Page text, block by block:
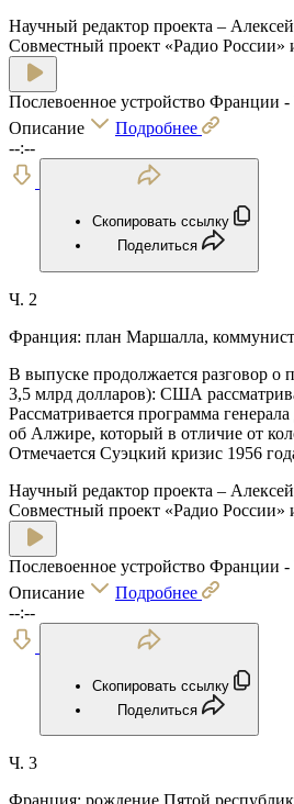
Научный редактор проекта –
Совместный проект «Радио России»
Послевоенное устройство Франции -
Описание
Подробнее
--:--
Скопировать ссылку
Поделиться
Ч. 2
Франция: план Маршалла,
В выпуске продолжается разговор
3,5 млрд долларов): США
Рассматривается программа
об Алжире, который в отличие от
Отмечается Суэцкий кризис 1956
Научный редактор проекта –
Совместный проект «Радио России»
Послевоенное устройство Франции
Описание
Подробнее
--:--
Скопировать ссылку
Поделиться
Ч. 3